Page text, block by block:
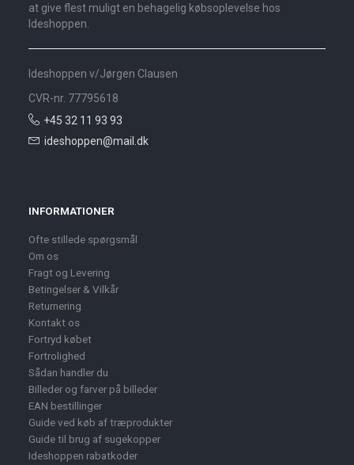
at give flest muligt en behagelig købsoplevelse hos
Ideshoppen.
Ideshoppen v/Jørgen Clausen
CVR-nr. 77795618
+45 32 11 93 93
ideshoppen@mail.dk
INFORMATIONER
Ofte stillede spørgsmål
Om os
Fragt og Levering
Betingelser & Vilkår
Returnering
Kontakt os
Fortryd købet
Fortrolighed
Sådan handler du
Billeder og farver på billeder
EAN bestillinger
Guide ved køb af træprodukter
Guide til brug af sugekopper
Ideshoppen rabatkoder